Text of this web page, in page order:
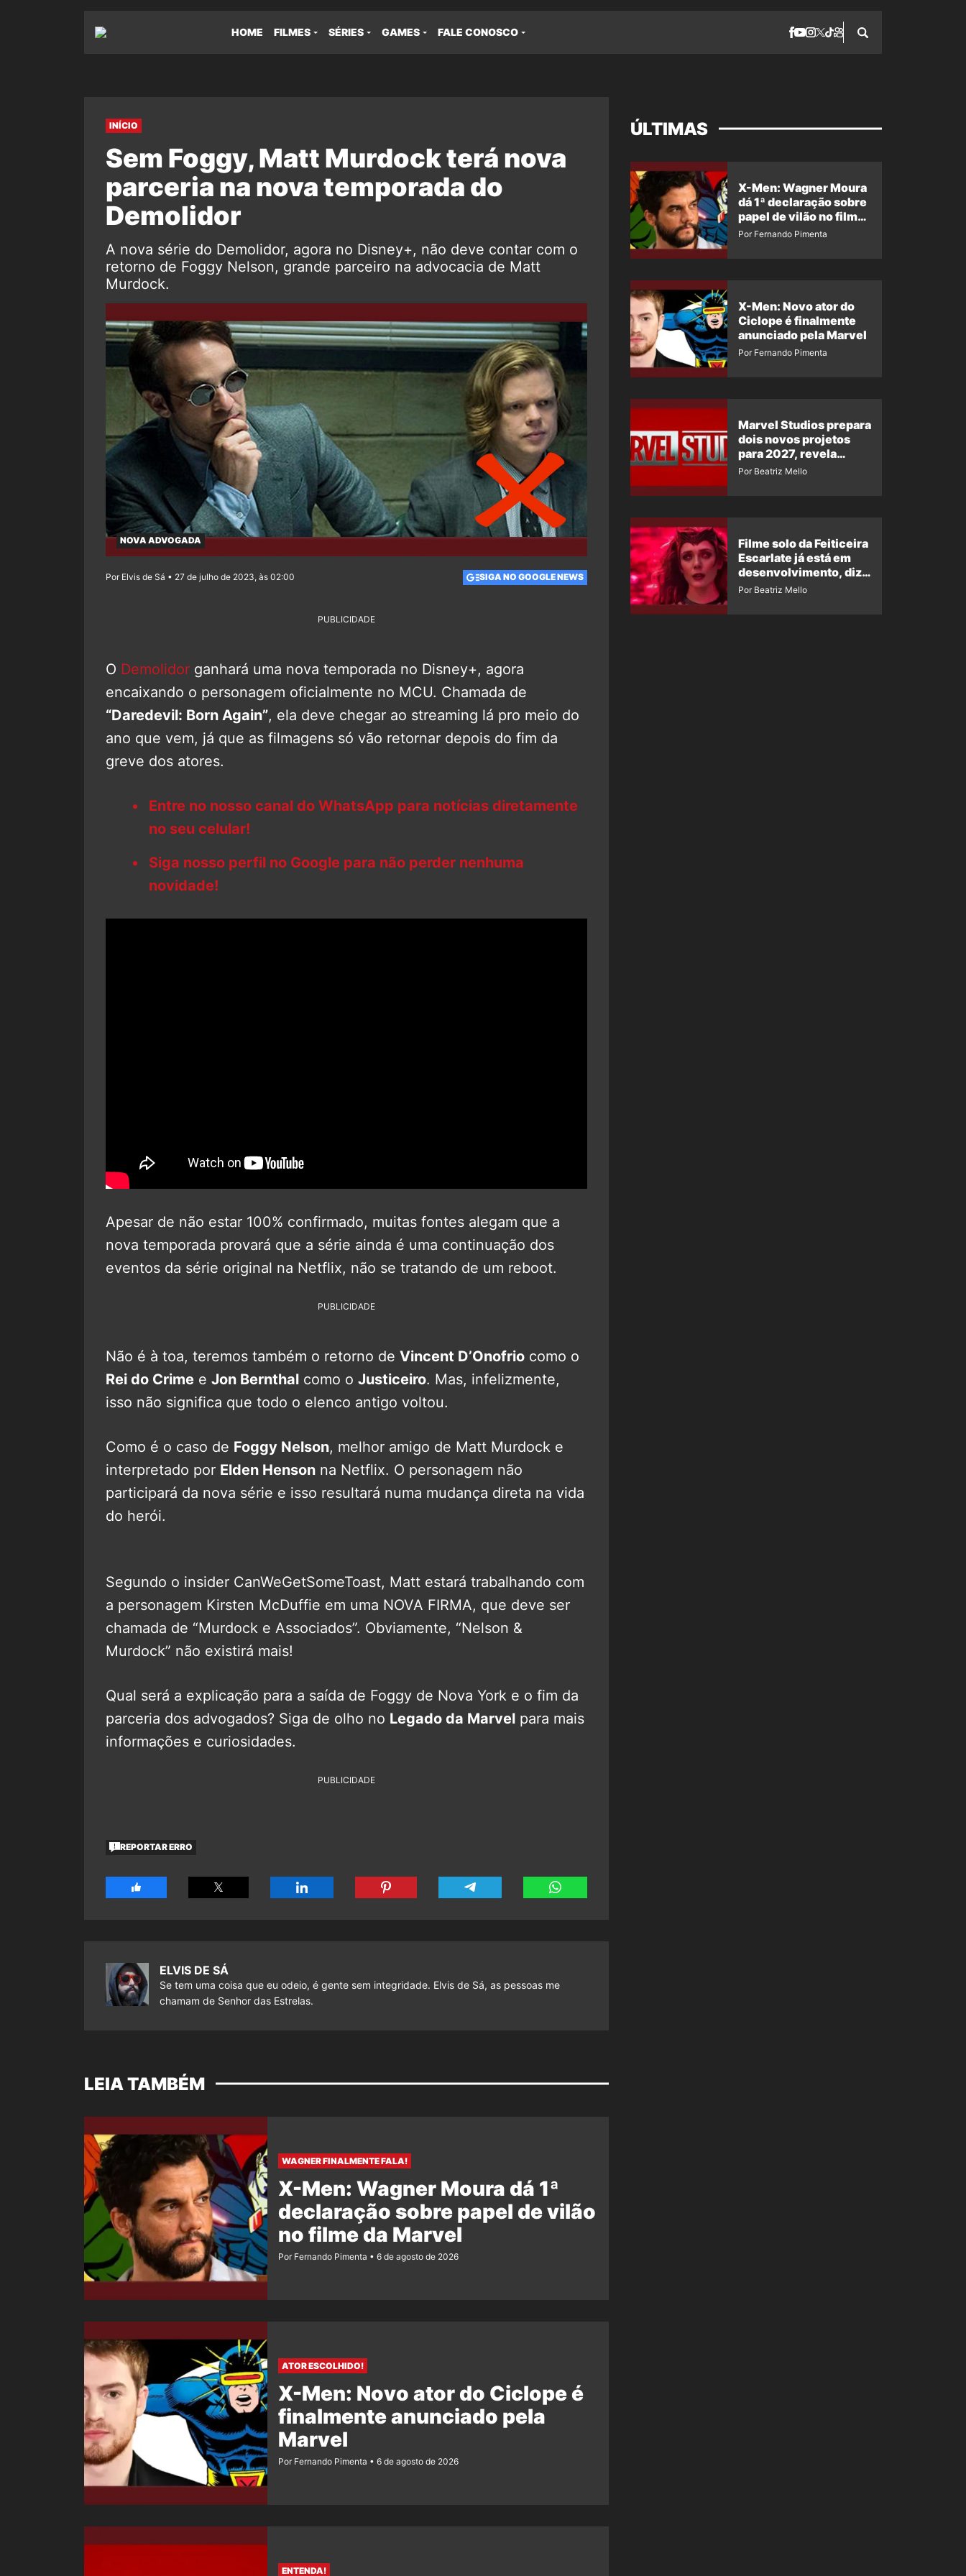
HOME FILMES SÉRIES GAMES FALE CONOSCO
INÍCIO
Sem Foggy, Matt Murdock terá nova
parceria na nova temporada do
Demolidor
A nova série do Demolidor, agora no Disney+, não deve contar com o
retorno de Foggy Nelson, grande parceiro na advocacia de Matt
Murdock.
NOVA ADVOGADA
Por Elvis de Sá • 27 de julho de 2023, às 02:00 SIGA NO GOOGLE NEWS
PUBLICIDADE
O Demolidor ganhará uma nova temporada no Disney+, agora
encaixando o personagem oficialmente no MCU. Chamada de
“Daredevil: Born Again”, ela deve chegar ao streaming lá pro meio do
ano que vem, já que as filmagens só vão retornar depois do fim da
greve dos atores.
Entre no nosso canal do WhatsApp para notícias diretamente
no seu celular!
Siga nosso perfil no Google para não perder nenhuma
novidade!
Apesar de não estar 100% confirmado, muitas fontes alegam que a
nova temporada provará que a série ainda é uma continuação dos
eventos da série original na Netflix, não se tratando de um reboot.
PUBLICIDADE
Não é à toa, teremos também o retorno de Vincent D’Onofrio como o
Rei do Crime e Jon Bernthal como o Justiceiro. Mas, infelizmente,
isso não significa que todo o elenco antigo voltou.
Como é o caso de Foggy Nelson, melhor amigo de Matt Murdock e
interpretado por Elden Henson na Netflix. O personagem não
participará da nova série e isso resultará numa mudança direta na vida
do herói.
Segundo o insider CanWeGetSomeToast, Matt estará trabalhando com
a personagem Kirsten McDuffie em uma NOVA FIRMA, que deve ser
chamada de “Murdock e Associados”. Obviamente, “Nelson &
Murdock” não existirá mais!
Qual será a explicação para a saída de Foggy de Nova York e o fim da
parceria dos advogados? Siga de olho no Legado da Marvel para mais
informações e curiosidades.
PUBLICIDADE
REPORTAR ERRO
ELVIS DE SÁ
Se tem uma coisa que eu odeio, é gente sem integridade. Elvis de Sá, as pessoas me
chamam de Senhor das Estrelas.
LEIA TAMBÉM
WAGNER FINALMENTE FALA!
X-Men: Wagner Moura dá 1ª
declaração sobre papel de vilão
no filme da Marvel
Por Fernando Pimenta 6 de agosto de 2026
ATOR ESCOLHIDO!
X-Men: Novo ator do Ciclope é
finalmente anunciado pela
Marvel
Por Fernando Pimenta 6 de agosto de 2026
ENTENDA!
ÚLTIMAS
X-Men: Wagner Moura
dá 1ª declaração sobre
papel de vilão no filme
da Marvel
Por Fernando Pimenta
X-Men: Novo ator do
Ciclope é finalmente
anunciado pela Marvel
Por Fernando Pimenta
Marvel Studios prepara
dois novos projetos
para 2027, revela
insider
Por Beatriz Mello
Filme solo da Feiticeira
Escarlate já está em
desenvolvimento, diz
insider
Por Beatriz Mello